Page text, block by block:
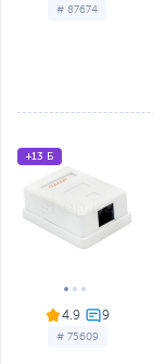
# 87674
4.9
# 75609
+13 Б